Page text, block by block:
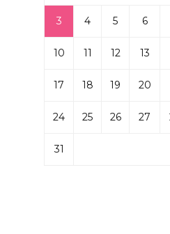
3 4 5 6
10 11 12 13
17 18 19 20
24 25 26 27
31